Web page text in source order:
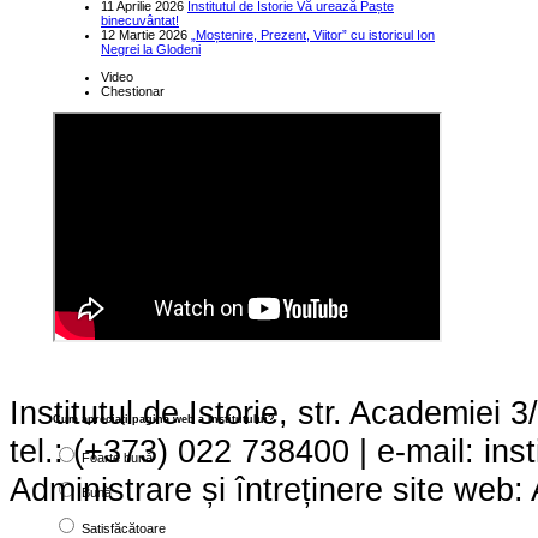
11 Aprilie 2026 Institutul de Istorie Vă urează Paște
binecuvântat!
12 Martie 2026 „Moștenire, Prezent, Viitor” cu istoricul Ion
Negrei la Glodeni
Video
Chestionar
Cum apreciaţi pagina web a institutului?
Foarte bună
Bună
Satisfăcătoare
Institutul de Istorie, str. Academiei
tel.: (+373) 022 738400 | e-mail:
Administrare și întreținere site web: